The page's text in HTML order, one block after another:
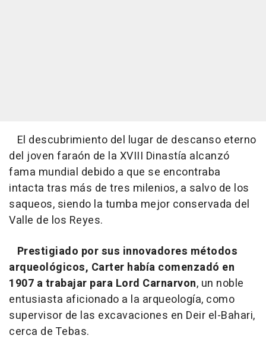
El descubrimiento del lugar de descanso eterno
del joven faraón de la XVIII Dinastía alcanzó
fama mundial debido a que se encontraba
intacta tras más de tres milenios, a salvo de los
saqueos, siendo la tumba mejor conservada del
Valle de los Reyes.
Prestigiado por sus innovadores métodos
arqueológicos, Carter había comenzadó en
1907 a trabajar para Lord Carnarvon, un noble
entusiasta aficionado a la arqueología, como
supervisor de las excavaciones en Deir el-Bahari,
cerca de Tebas.